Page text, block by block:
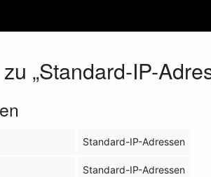
„Standard-IP-
Standard-IP-Adressen
Standard-IP-Adressen